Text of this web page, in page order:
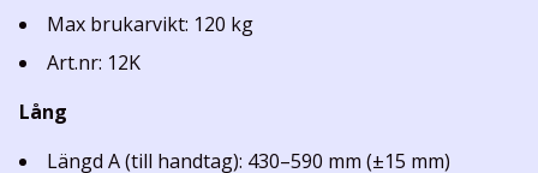
Max brukarvikt: 120 kg
Art.nr: 12K
Lång
Längd A (till handtag): 430–590 mm (±15 mm)